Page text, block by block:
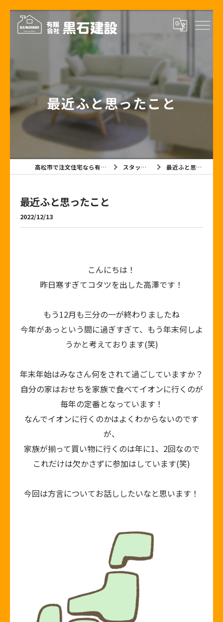
最近ふと思ったこと
高松市で注文住宅なら有限会社黒石建設 スタッフブログ 最近ふと思ったこと
最近ふと思ったこと
2022/12/13
こんにちは！
昨日寒すぎてコタツを出した高澤です！
もう12月も三分の一が終わりましたね
今年があっという間に過ぎすぎて、もう年末何しよ
うかと考えております(笑)
年末年始はみなさん何をされて過ごしていますか？
自分の家はおせちを家族で食べてイオンに行くのが
毎年の定番となっています！
なんでイオンに行くのかはよくわからないのです
が、
家族が揃って買い物に行くのは年に1、 2回なので
これだけは欠かさずに参加はしています(笑)
今回は方言についてお話ししたいなと思います！